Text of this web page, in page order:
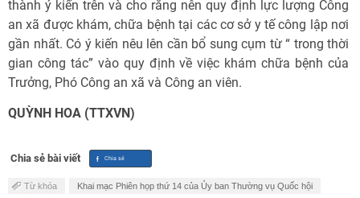
thành ý kiến trên và cho rằng nên quy định lực lượng Công
an xã được khám, chữa bệnh tại các cơ sở y tế công lập nơi
gần nhất. Có ý kiến nêu lên cần bổ sung cụm từ “ trong thời
gian công tác” vào quy định về việc khám chữa bệnh của
Trưởng, Phó Công an xã và Công an viên.
QUỲNH HOA (TTXVN)
Chia sẻ bài viết
Từ khóa Khai mạc Phiên họp thứ 14 của Ủy ban Thường vụ Quốc hội